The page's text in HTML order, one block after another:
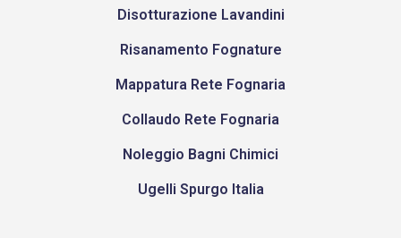
Disotturazione Lavandini
Risanamento Fognature
Mappatura Rete Fognaria
Collaudo Rete Fognaria
Noleggio Bagni Chimici
Ugelli Spurgo Italia